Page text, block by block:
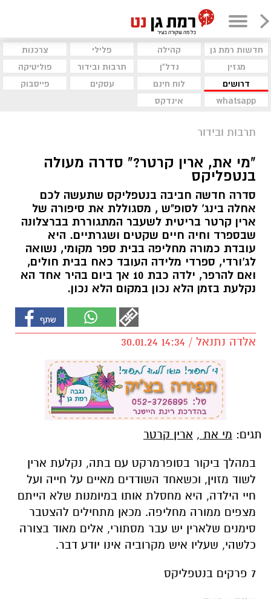
חדשות רמת גן קהילה פלילי
צרכנות
מגזין
נדל"ן תרבות ובידור
פוליטיקה
דרושים
לוח חינם עסקים
פייסבוק
whatsapp
אינדקס
תרבות ובידור
"מי את, ארין קרטר?" סדרה מעולה
בנטפליקס
סדרה חדשה חביבה בנטפליקס שתעשה לכם
אחלה בינג' לסופ"ש , מסגוללת את סיפורה של
ארין קרטר בריטית לשעבר המתגוררת בברצלונה
שבספרד וחיה חיים שקטים ושגרתיים. היא
עובדת כמורה מחליפה בבית ספר מקומי, נשואה
לג'ורדי, ספרדי מלידה העובד כאח בבית חולים,
ואם להרפר, ילדה כבת 10 אך ביום בהיר אחד הא
נקלעת בזמן הלא נכון במקום הלא נכון.
אלדה נתנאל / 14:34 30.01.24
תגים: מי את , ארין קרטר
במהלך ביקור בסופרמרקט עם בתה, נקלעת ארין
לשוד מזוין, וכשאחד השודדים מאיים על חייה ועל
חיי הילדה, היא מחסלת אותו במיומנות שלא הייתם
מצפים ממורה מחליפה. מכאן מתחילים להצטבר
סימנים שלארין יש עבר מסתורי, אלים מאוד בצורה
כלשהי, שעליו איש מקרוביה אינו יודע דבר.
7 פרקים בנטפליקס